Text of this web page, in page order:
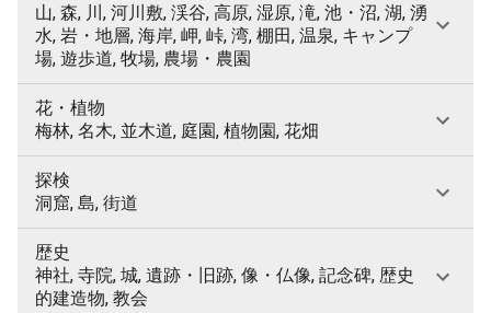
山, 森, 川, 河川敷, 渓谷, 高原, 湿原, 滝, 池・沼, 湖, 湧
水, 岩・地層, 海岸, 岬, 峠, 湾, 棚田, 温泉, キャンプ
場, 遊歩道, 牧場, 農場・農園
花・植物
梅林, 名木, 並木道, 庭園, 植物園, 花畑
探検
洞窟, 島, 街道
歴史
神社, 寺院, 城, 遺跡・旧跡, 像・仏像, 記念碑, 歴史
的建造物, 教会